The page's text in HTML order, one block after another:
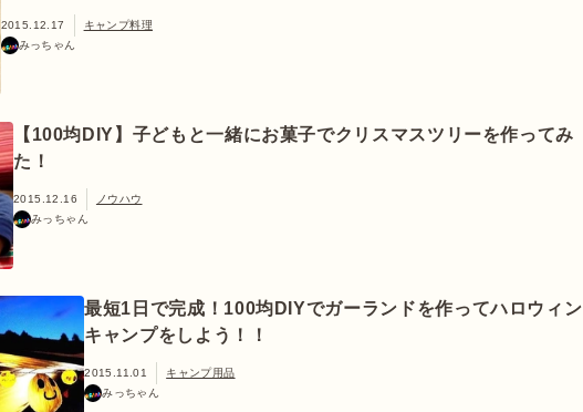
2015.12.17
キャンプ料理
みっちゃん
【100均DIY】子どもと一緒にお菓子でクリスマスツリーを作ってみ
た！
2015.12.16
ノウハウ
みっちゃん
最短1日で完成！100均DIYでガーランドを作ってハロウィン
キャンプをしよう！！
2015.11.01
キャンプ用品
みっちゃん